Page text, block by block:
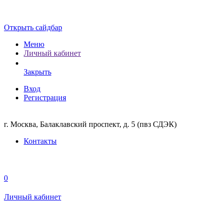
Открыть сайдбар
Меню
Личный кабинет
Закрыть
Вход
Регистрация
г. Москва, Балаклавский проспект, д. 5 (пвз СДЭК)
Контакты
0
Личный кабинет